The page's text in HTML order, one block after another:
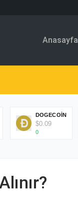
Anasayfa
DOGECOIN
$0.09
0